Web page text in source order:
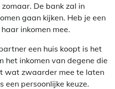
De bank zal in
gaan kijken. Heb je een
inkomen mee.
een huis koopt is het
het inkomen van degene die
wat zwaarder mee te laten
een persoonlijke keuze.